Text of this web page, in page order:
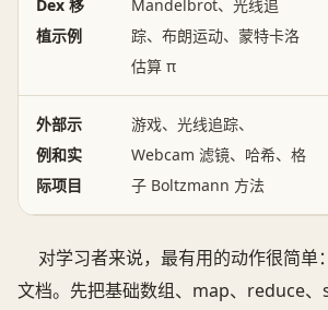
Dex 移
植示例
Mandelbrot、光线追
踪、布朗运动、蒙特卡洛
估算 π
外部示
例和实
际项目
游戏、光线追踪、
Webcam 滤镜、哈希、格
子 Boltzmann 方法
对学习者来说，最有用的动作很简单
文档。先把基础数组、map、reduce